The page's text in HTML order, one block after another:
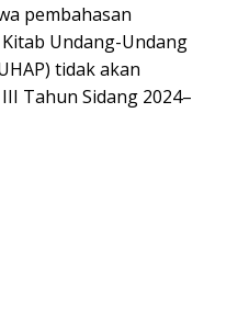
pembahasan
Undang-Undang
tidak akan
Tahun Sidang 2024–